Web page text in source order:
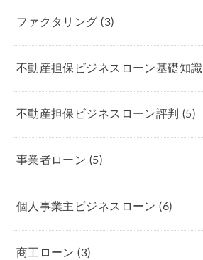
ファクタリング(3)
不動産担保ビジネスローン基礎知識
不動産担保ビジネスローン評判(5)
事業者ローン (5)
個人事業主ビジネスローン(6)
商工ローン(3)